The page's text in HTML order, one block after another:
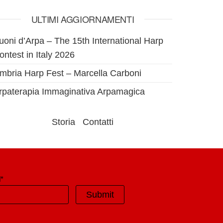
ULTIMI AGGIORNAMENTI
d’Arpa – The 15th International Harp
in Italy 2026
Harp Fest – Marcella Carboni
Immaginativa Arpamagica
Storia Contatti